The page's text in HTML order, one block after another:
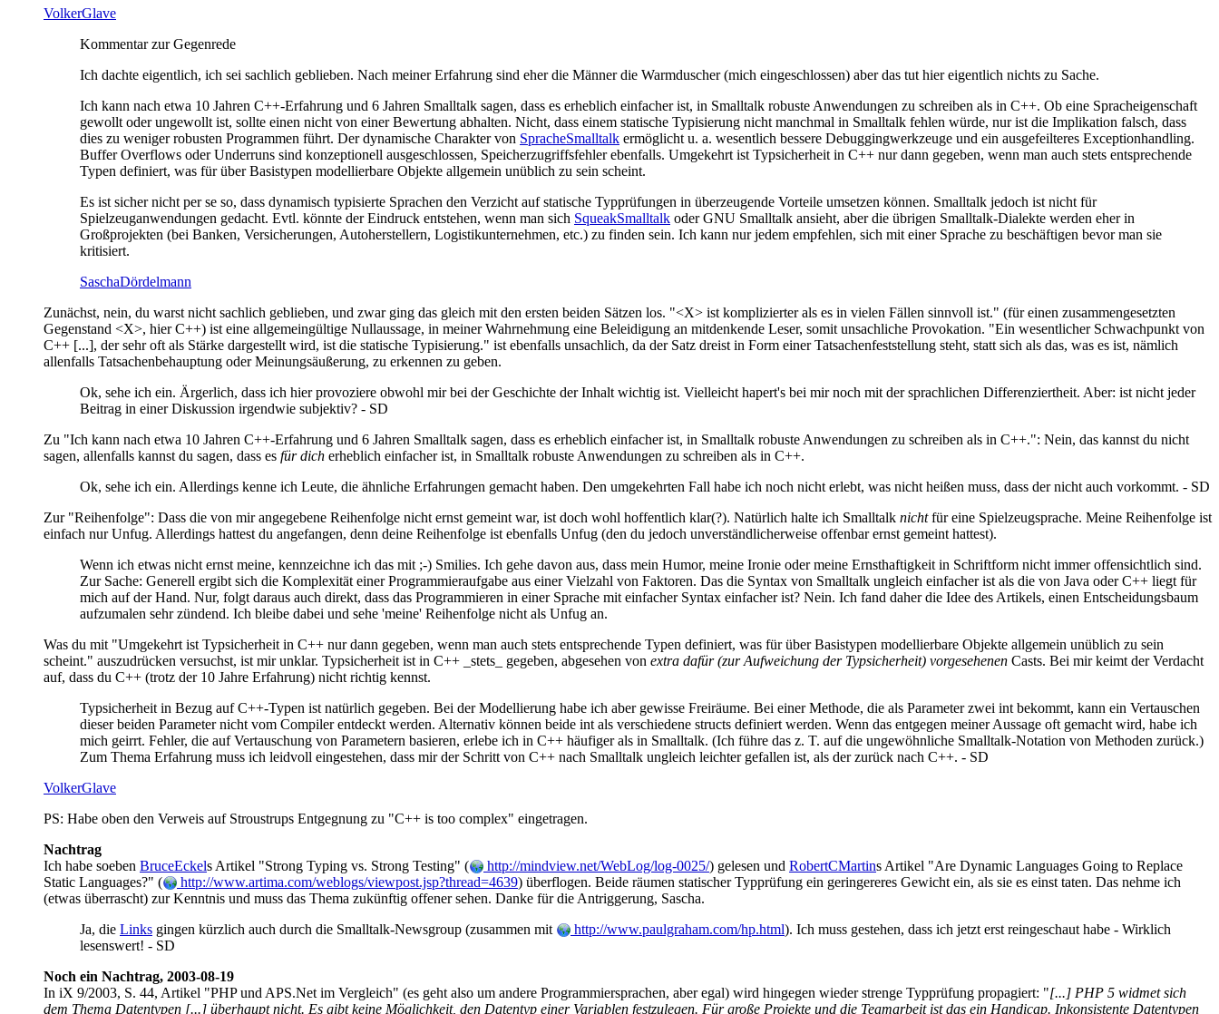
VolkerGlave
Kommentar zur Gegenrede
Ich dachte eigentlich, ich sei sachlich geblieben. Nach meiner Erfahrung sind eher die Männer die Warmduscher (mich eingeschlossen) aber das tut hier eigentlich nichts zu Sache.
Ich kann nach etwa 10 Jahren C++-Erfahrung und 6 Jahren Smalltalk sagen, dass es erheblich einfacher ist, in Smalltalk robuste Anwendungen zu schreiben als in C++. Ob eine Spracheigenschaft
gewollt oder ungewollt ist, sollte einen nicht von einer Bewertung abhalten. Nicht, dass einem statische Typisierung nicht manchmal in Smalltalk fehlen würde, nur ist die Implikation falsch, dass
dies zu weniger robusten Programmen führt. Der dynamische Charakter von SpracheSmalltalk ermöglicht u. a. wesentlich bessere Debuggingwerkzeuge und ein ausgefeilteres Exceptionhandling.
Buffer Overflows oder Underruns sind konzeptionell ausgeschlossen, Speicherzugriffsfehler ebenfalls. Umgekehrt ist Typsicherheit in C++ nur dann gegeben, wenn man auch stets entsprechende
Typen definiert, was für über Basistypen modellierbare Objekte allgemein unüblich zu sein scheint.
Es ist sicher nicht per se so, dass dynamisch typisierte Sprachen den Verzicht auf statische Typprüfungen in überzeugende Vorteile umsetzen können. Smalltalk jedoch ist nicht für
Spielzeuganwendungen gedacht. Evtl. könnte der Eindruck entstehen, wenn man sich SqueakSmalltalk oder GNU Smalltalk ansieht, aber die übrigen Smalltalk-Dialekte werden eher in
Großprojekten (bei Banken, Versicherungen, Autoherstellern, Logistikunternehmen, etc.) zu finden sein. Ich kann nur jedem empfehlen, sich mit einer Sprache zu beschäftigen bevor man sie
kritisiert.
SaschaDördelmann
Zunächst, nein, du warst nicht sachlich geblieben, und zwar ging das gleich mit den ersten beiden Sätzen los. "<X> ist komplizierter als es in vielen Fällen sinnvoll ist." (für einen zusammengesetzten
Gegenstand <X>, hier C++) ist eine allgemeingültige Nullaussage, in meiner Wahrnehmung eine Beleidigung an mitdenkende Leser, somit unsachliche Provokation. "Ein wesentlicher Schwachpunkt von
C++ [...], der sehr oft als Stärke dargestellt wird, ist die statische Typisierung." ist ebenfalls unsachlich, da der Satz dreist in Form einer Tatsachenfeststellung steht, statt sich als das, was es ist, nämlich
allenfalls Tatsachenbehauptung oder Meinungsäußerung, zu erkennen zu geben.
Ok, sehe ich ein. Ärgerlich, dass ich hier provoziere obwohl mir bei der Geschichte der Inhalt wichtig ist. Vielleicht hapert's bei mir noch mit der sprachlichen Differenziertheit. Aber: ist nicht jeder
Beitrag in einer Diskussion irgendwie subjektiv? - SD
Zu "Ich kann nach etwa 10 Jahren C++-Erfahrung und 6 Jahren Smalltalk sagen, dass es erheblich einfacher ist, in Smalltalk robuste Anwendungen zu schreiben als in C++.": Nein, das kannst du nicht
sagen, allenfalls kannst du sagen, dass es für dich erheblich einfacher ist, in Smalltalk robuste Anwendungen zu schreiben als in C++.
Ok, sehe ich ein. Allerdings kenne ich Leute, die ähnliche Erfahrungen gemacht haben. Den umgekehrten Fall habe ich noch nicht erlebt, was nicht heißen muss, dass der nicht auch vorkommt. - SD
Zur "Reihenfolge": Dass die von mir angegebene Reihenfolge nicht ernst gemeint war, ist doch wohl hoffentlich klar(?). Natürlich halte ich Smalltalk nichtfür eine Spielzeugsprache. Meine Reihenfolge ist
einfach nur Unfug. Allerdings hattest du angefangen, denn deine Reihenfolge ist ebenfalls Unfug (den du jedoch unverständlicherweise offenbar ernst gemeint hattest).
Wenn ich etwas nicht ernst meine, kennzeichne ich das mit ;-) Smilies. Ich gehe davon aus, dass mein Humor, meine Ironie oder meine Ernsthaftigkeit in Schriftform nicht immer offensichtlich sind.
Zur Sache: Generell ergibt sich die Komplexität einer Programmieraufgabe aus einer Vielzahl von Faktoren. Das die Syntax von Smalltalk ungleich einfacher ist als die von Java oder C++ liegt für
mich auf der Hand. Nur, folgt daraus auch direkt, dass das Programmieren in einer Sprache mit einfacher Syntax einfacher ist? Nein. Ich fand daher die Idee des Artikels, einen Entscheidungsbaum
aufzumalen sehr zündend. Ich bleibe dabei und sehe 'meine' Reihenfolge nicht als Unfug an.
Was du mit "Umgekehrt ist Typsicherheit in C++ nur dann gegeben, wenn man auch stets entsprechende Typen definiert, was für über Basistypen modellierbare Objekte allgemein unüblich zu sein
scheint." auszudrücken versuchst, ist mir unklar. Typsicherheit ist in C++ _stets_ gegeben, abgesehen von extra dafür (zur Aufweichung der Typsicherheit) vorgesehenen Casts. Bei mir keimt der Verdacht
auf, dass du C++ (trotz der 10 Jahre Erfahrung) nicht richtig kennst.
Typsicherheit in Bezug auf C++-Typen ist natürlich gegeben. Bei der Modellierung habe ich aber gewisse Freiräume. Bei einer Methode, die als Parameter zwei int bekommt, kann ein Vertauschen
dieser beiden Parameter nicht vom Compiler entdeckt werden. Alternativ können beide int als verschiedene structs definiert werden. Wenn das entgegen meiner Aussage oft gemacht wird, habe ich
mich geirrt. Fehler, die auf Vertauschung von Parametern basieren, erlebe ich in C++ häufiger als in Smalltalk. (Ich führe das z. T. auf die ungewöhnliche Smalltalk-Notation von Methoden zurück.)
Zum Thema Erfahrung muss ich leidvoll eingestehen, dass mir der Schritt von C++ nach Smalltalk ungleich leichter gefallen ist, als der zurück nach C++. - SD
VolkerGlave
PS: Habe oben den Verweis auf Stroustrups Entgegnung zu "C++ is too complex" eingetragen.
Nachtrag
Ich habe soeben BruceEckels Artikel "Strong Typing vs. Strong Testing" ( http://mindview.net/WebLog/log-0025/) gelesen und RobertCMartins Artikel "Are Dynamic Languages Going to Replace
Static Languages?" (
http://www.artima.com/weblogs/viewpost.jsp?thread=4639) überflogen. Beide räumen statischer Typprüfung ein geringereres Gewicht ein, als sie es einst taten. Das nehme ich
(etwas überrascht) zur Kenntnis und muss das Thema zukünftig offener sehen. Danke für die Antriggerung, Sascha.
Ja, die Links gingen kürzlich auch durch die Smalltalk-Newsgroup (zusammen mit http://www.paulgraham.com/hp.html). Ich muss gestehen, dass ich jetzt erst reingeschaut habe - Wirklich
lesenswert! - SD
Noch ein Nachtrag, 2003-08-19
In iX 9/2003, S. 44, Artikel "PHP und APS.Net im Vergleich" (es geht also um andere Programmiersprachen, aber egal) wird hingegen wieder strenge Typprüfung propagiert: "[...] PHP 5 widmet sich
dem Thema Datentypen [...] überhaupt nicht. Es gibt keine Möglichkeit, den Datentyp einer Variablen festzulegen. Für große Projekte und die Teamarbeit ist das ein Handicap. Inkonsistente Datentypen